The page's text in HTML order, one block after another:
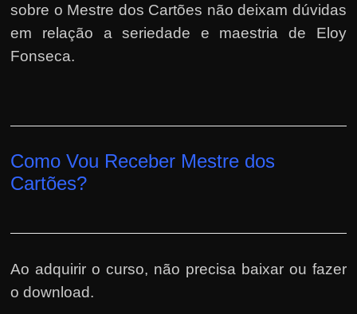
sobre o Mestre dos Cartões não deixam dúvidas
em relação a seriedade e maestria de Eloy
Fonseca.
Como Vou Receber Mestre dos
Cartões?
Ao adquirir o curso, não precisa baixar ou fazer
o download.